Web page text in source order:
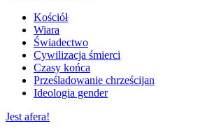
Kościół
Wiara
Świadectwo
Cywilizacja śmierci
Czasy końca
Prześladowanie chrześcijan
Ideologia gender
Jest afera!